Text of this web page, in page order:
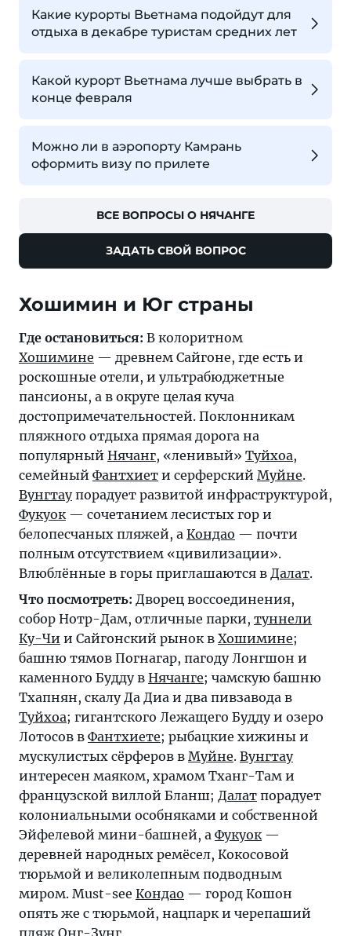
Какие курорты Вьетнама подойдут для
отдыха в декабре туристам средних лет
Какой курорт Вьетнама лучше выбрать в
конце февраля
Можно ли в аэропорту Камрань
оформить визу по прилете
ВСЕ ВОПРОСЫ О НЯЧАНГЕ
ЗАДАТЬ СВОЙ ВОПРОС
Хошимин и Юг страны
Где остановиться: В колоритном
Хошимине — древнем Сайгоне, где есть и
роскошные отели, и ультрабюджетные
пансионы, а в округе целая куча
достопримечательностей. Поклонникам
пляжного отдыха прямая дорога на
популярный Нячанг, «ленивый» Туйхоа,
семейный Фантхиет и серферский Муйне.
Вунгтаупорадует развитой инфраструктурой,
Фукуок — сочетанием лесистых гор и
белопесчаных пляжей, а Кондао — почти
полным отсутствием «цивилизации».
Влюблённые в горы приглашаются в Далат.
Что посмотреть: Дворец воссоединения,
собор Нотр-Дам, отличные парки, туннели
Ку-Чи и Сайгонский рынок в Хошимине;
башню тямов Погнагар, пагоду Лонгшон и
каменного Будду в Нячанге; чамскую башню
Тхапнян, скалу Да Диа и два пивзавода в
Туйхоа; гигантского Лежащего Будду и озеро
Лотосов в Фантхиете; рыбацкие хижины и
мускулистых сёрферов в Муйне. Вунгтау
интересен маяком, храмом Тханг-Там и
французской виллой Бланш; Далат порадует
колониальными особняками и собственной
Эйфелевой мини-башней, а Фукуок —
деревней народных ремёсел, Кокосовой
тюрьмой и великолепным подводным
миром. Must-see Кондао — город Кошон
опять же с тюрьмой, нацпарк и черепаший
пляж Онг-Зунг.